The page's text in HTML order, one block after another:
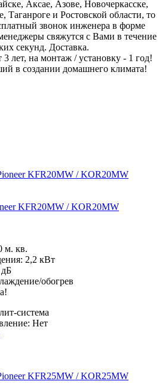
Аксае, Азове, Новочеркасске,
и Ростовской области, то
звонок инженера в форме
свяжутся с Вами в течение
секунд. Доставка.
3 лет, на монтаж / установку - 1 год!
в создании домашнего климата!
KFR20MW / KOR20MW
м. кв.
2,2 кВт
обогрев
система
Нет